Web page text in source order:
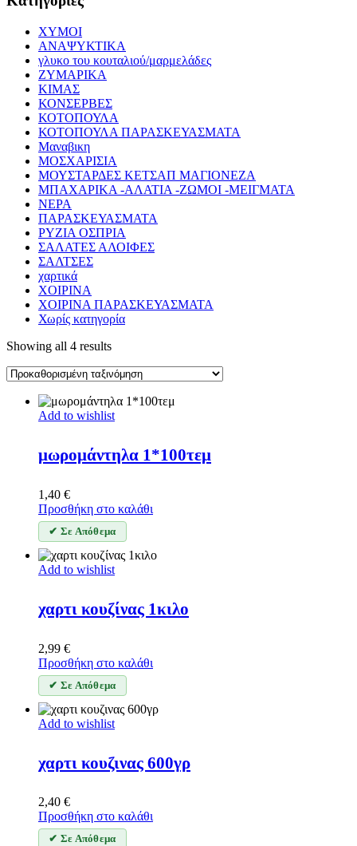
XYMOI
ΑΝΑΨΥΚΤΙΚΑ
γλυκο του κουταλιού/μαρμελάδες
ΖΥΜΑΡΙΚΑ
ΚΙΜΑΣ
ΚΟΝΣΕΡΒΕΣ
ΚΟΤΟΠΟΥΛΑ
ΚΟΤΟΠΟΥΛΑ ΠΑΡΑΣΚΕΥΑΣΜΑΤΑ
Μαναβικη
ΜΟΣΧΑΡΙΣΙΑ
ΜΟΥΣΤΑΡΔΕΣ ΚΕΤΣΑΠ ΜΑΓΙΟΝΕΖΑ
ΜΠΑΧΑΡΙΚΑ -ΑΛΑΤΙΑ -ΖΩΜΟΙ -ΜΕΙΓΜΑΤΑ
ΝΕΡΑ
ΠΑΡΑΣΚΕΥΑΣΜΑΤΑ
ΡΥΖΙΑ ΟΣΠΡΙΑ
ΣΑΛΑΤΕΣ ΑΛΟΙΦΕΣ
ΣΑΛΤΣΕΣ
χαρτικά
ΧΟΙΡΙΝΑ
ΧΟΙΡΙΝΑ ΠΑΡΑΣΚΕΥΑΣΜΑΤΑ
Χωρίς κατηγορία
Showing all 4 results
Add to wishlist
μωρομάντηλα 1*100τεμ
1,40 €
Προσθήκη στο καλάθι
✔ Σε Απόθεμα
Add to wishlist
χαρτι κουζίνας 1κιλο
2,99 €
Προσθήκη στο καλάθι
✔ Σε Απόθεμα
Add to wishlist
χαρτι κουζινας 600γρ
2,40 €
Προσθήκη στο καλάθι
✔ Σε Απόθεμα